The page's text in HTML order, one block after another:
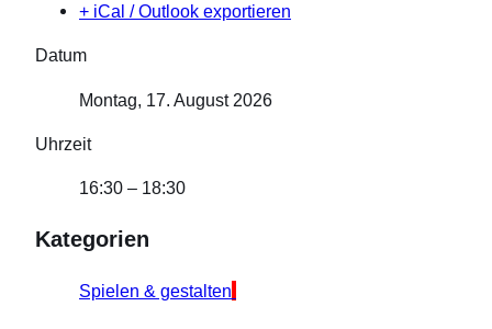
+ iCal / Outlook exportieren
Datum
Montag, 17. August 2026
Uhrzeit
16:30 – 18:30
Kategorien
Spielen & gestalten